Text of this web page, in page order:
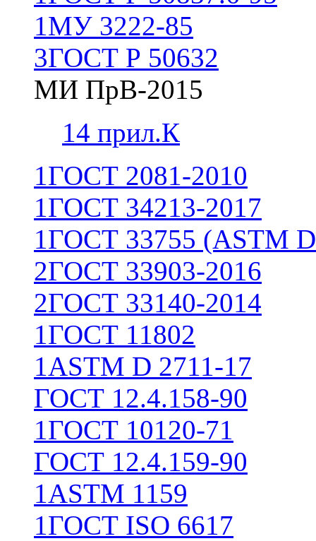
1МУ 3222-85
3ГОСТ Р 50632
МИ ПрВ-2015
14 прил.К
1ГОСТ 2081-2010
1ГОСТ 34213-2017
1ГОСТ 33755 (ASTM
2ГОСТ 33903-2016
2ГОСТ 33140-2014
1ГОСТ 11802
1ASTM D 2711-17
ГОСТ 12.4.158-90
1ГОСТ 10120-71
ГОСТ 12.4.159-90
1ASTM 1159
1ГОСТ ISO 6617